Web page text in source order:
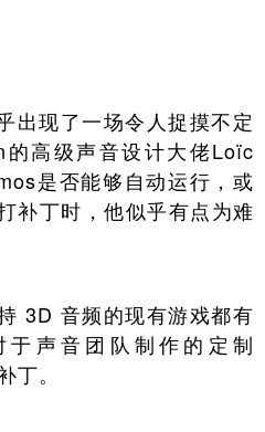
出现了一场令人捉摸不定
高级声音设计大佬Loïc
是否能够自动运行，或
补丁时，他似乎有点为难
3D 音频的现有游戏都有
声音团队制作的定制
。